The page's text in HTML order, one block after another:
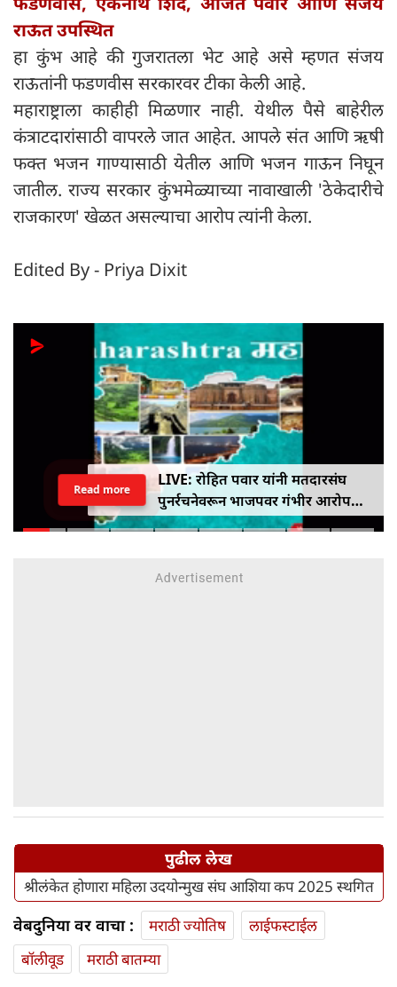
राऊत उपस्थित
हा कुंभ आहे की गुजरातला भेट आहे असे म्हणत संजय
राऊतांनी फडणवीस सरकारवर टीका केली आहे.
महाराष्ट्राला काहीही मिळणार नाही. येथील पैसे बाहेरील
कंत्राटदारांसाठी वापरले जात आहेत. आपले संत आणि ऋषी
फक्त भजन गाण्यासाठी येतील आणि भजन गाऊन निघून
जातील. राज्य सरकार कुंभमेळ्याच्या नावाखाली 'ठेकेदारीचे
राजकारण' खेळत असल्याचा आरोप त्यांनी केला.
Edited By - Priya Dixit
LIVE: रोहित पवार यांनी मतदारसंघ
पुनर्रचनेवरून भाजपवर गंभीर आरोप
केले
Read more
पुढील लेख
श्रीलंकेत होणारा महिला उदयोन्मुख संघ आशिया कप 2025 स्थगित
वेबदुनिया वर वाचा : मराठी ज्योतिष
लाईफस्टाईल
बॉलीवूड
मराठी बातम्या